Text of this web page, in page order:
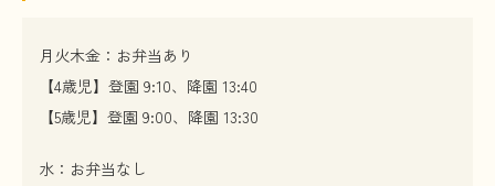
月火木金：お弁当あり
【4歳児】登園 9:10、降園 13:40
【5歳児】登園 9:00、降園 13:30
水：お弁当なし